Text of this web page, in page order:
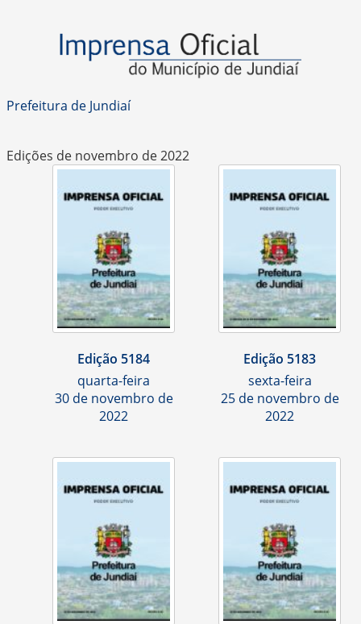
Prefeitura de Jundiaí
Edições de novembro de 2022
Edição 5184
quarta-feira
30 de novembro de
2022
Edição 5183
sexta-feira
25 de novembro de
2022